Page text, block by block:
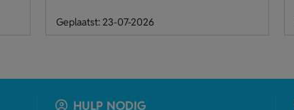
Geplaatst: 23-07-2026
HULP NODIG